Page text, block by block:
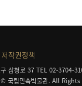
저작권정책
삼청로 37 TEL 02-3704-
국립민속박물관. All Rights